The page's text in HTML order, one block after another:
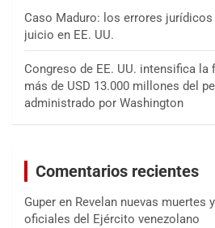
Caso Maduro: los errores jurídicos
juicio en EE. UU.
Congreso de EE. UU. intensifica
más de USD 13.000 millones del
administrado por Washington
Comentarios recientes
Guper en Revelan nuevas muertes
oficiales del Ejército venezolano